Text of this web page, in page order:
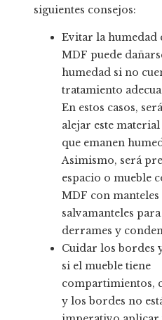
siguientes consejos:
Evitar la humedad
MDF puede
humedad si no
tratamiento
En estos casos,
alejar este material
que emanen
Asimismo, será
espacio o mueble
MDF con manteles
salvamanteles
derrames y
Cuidar los bordes
si el mueble tiene
compartimientos,
y los bordes no